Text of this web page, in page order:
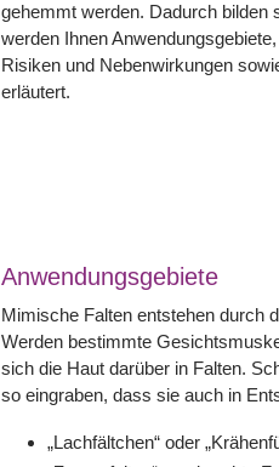
gehemmt werden. Dadurch bilden
werden Ihnen
Risiken und Nebenwirkungen
erläutert.
Anwendungsgebiete
Mimische Falten entstehen durch
Werden bestimmte
sich die Haut darüber in Falten.
so eingraben, dass sie auch in
„Lachfältchen“ oder